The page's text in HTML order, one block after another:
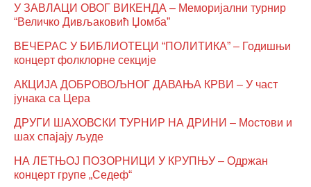
У ЗАВЛАЦИ ОВОГ ВИКЕНДА – Меморијални турнир
“Величко Дивљаковић Џомба”
ВЕЧЕРАС У БИБЛИОТЕЦИ “ПОЛИТИКА” – Годишњи
концерт фолклорне секције
АКЦИЈА ДОБРОВОЉНОГ ДАВАЊА КРВИ – У част
јунака са Цера
ДРУГИ ШАХОВСКИ ТУРНИР НА ДРИНИ – Мостови и
шах спајају људе
НА ЛЕТЊОЈ ПОЗОРНИЦИ У КРУПЊУ – Одржан
концерт групе „Седеф“